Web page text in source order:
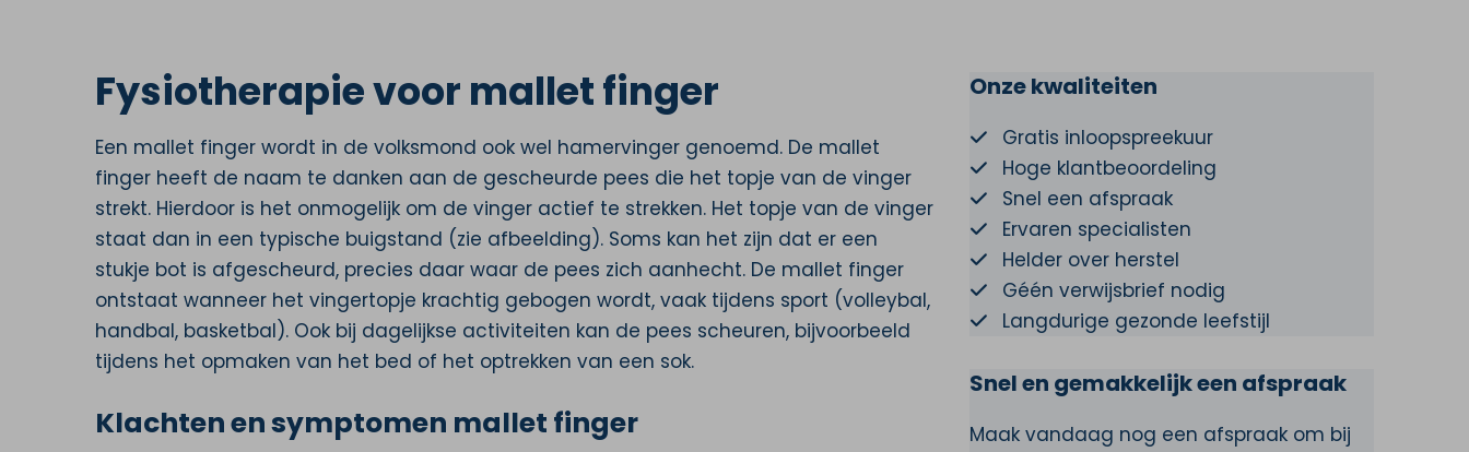
Fysiotherapie voor mallet finger
Een mallet finger wordt in de volksmond ook wel hamervinger genoemd. De mallet
finger heeft de naam te danken aan de gescheurde pees die het topje van de vinger
strekt. Hierdoor is het onmogelijk om de vinger actief te strekken. Het topje van de vinger
staat dan in een typische buigstand (zie afbeelding). Soms kan het zijn dat er een
stukje bot is afgescheurd, precies daar waar de pees zich aanhecht. De mallet finger
ontstaat wanneer het vingertopje krachtig gebogen wordt, vaak tijdens sport (volleybal,
handbal, basketbal). Ook bij dagelijkse activiteiten kan de pees scheuren, bijvoorbeeld
tijdens het opmaken van het bed of het optrekken van een sok.
Klachten en symptomen mallet finger
Onze kwaliteiten
Gratis inloopspreekuur
Hoge klantbeoordeling
Snel een afspraak
Ervaren specialisten
Helder over herstel
Géén verwijsbrief nodig
Langdurige gezonde leefstijl
Snel en gemakkelijk een afspraak
Maak vandaag nog een afspraak om bij